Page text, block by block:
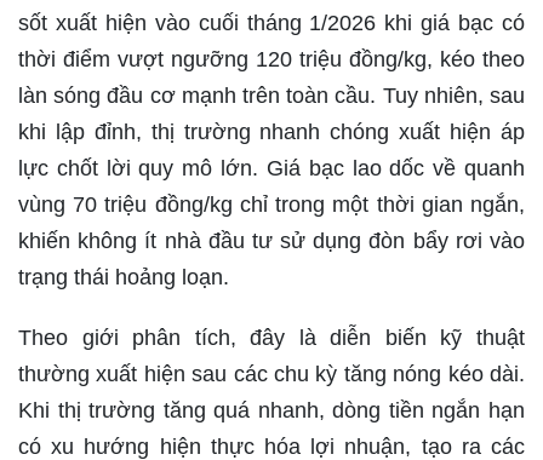
sốt xuất hiện vào cuối tháng 1/2026 khi giá bạc có
thời điểm vượt ngưỡng 120 triệu đồng/kg, kéo theo
làn sóng đầu cơ mạnh trên toàn cầu. Tuy nhiên, sau
khi lập đỉnh, thị trường nhanh chóng xuất hiện áp
lực chốt lời quy mô lớn. Giá bạc lao dốc về quanh
vùng 70 triệu đồng/kg chỉ trong một thời gian ngắn,
khiến không ít nhà đầu tư sử dụng đòn bẩy rơi vào
trạng thái hoảng loạn.
Theo giới phân tích, đây là diễn biến kỹ thuật
thường xuất hiện sau các chu kỳ tăng nóng kéo dài.
Khi thị trường tăng quá nhanh, dòng tiền ngắn hạn
có xu hướng hiện thực hóa lợi nhuận, tạo ra các